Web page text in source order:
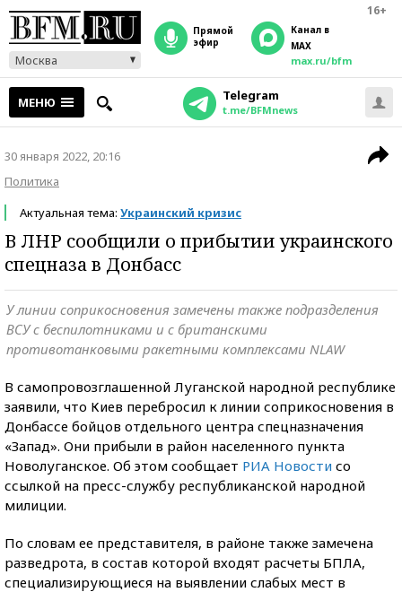
16+
Москва
прямой
эфир
Канал в
MAX
max.ru/bfm
МЕНЮ Telegram
t.me/BFMnews
30 января 2022, 20:16
Политика
Актуальная тема: Украинский кризис
В ЛНР сообщили о прибытии украинского
спецназа в Донбасс
У линии соприкосновения замечены также подразделения
ВСУ с беспилотниками и с британскими
противотанковыми ракетными комплексами NLAW
В самопровозглашенной Луганской народной республике
заявили, что Киев перебросил к линии соприкосновения в
Донбассе бойцов отдельного центра спецназначения
«Запад». Они прибыли в район населенного пункта
Новолуганское. Об этом сообщает РИА Новости со
ссылкой на пресс-службу республиканской народной
милиции.
По словам ее представителя, в районе также замечена
разведрота, в состав которой входят расчеты БПЛА,
специализирующиеся на выявлении слабых мест в